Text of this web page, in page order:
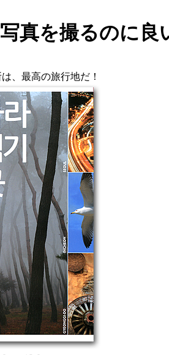
真を撮るのに良
、最高の旅行地だ！